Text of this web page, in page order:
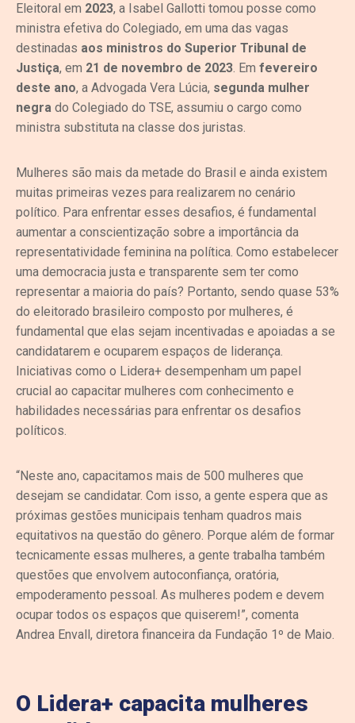
Eleitoral em 2023, a Isabel Gallotti tomou posse como
ministra efetiva do Colegiado, em uma das vagas
destinadas aos ministros do Superior Tribunal de
Justiça, em 21 de novembro de 2023. Em fevereiro
deste ano, a Advogada Vera Lúcia, segunda mulher
negra do Colegiado do TSE, assumiu o cargo como
ministra substituta na classe dos juristas.
Mulheres são mais da metade do Brasil e ainda existem
muitas primeiras vezes para realizarem no cenário
político. Para enfrentar esses desafios, é fundamental
aumentar a conscientização sobre a importância da
representatividade feminina na política. Como estabelecer
uma democracia justa e transparente sem ter como
representar a maioria do país? Portanto, sendo quase 53%
do eleitorado brasileiro composto por mulheres, é
fundamental que elas sejam incentivadas e apoiadas a se
candidatarem e ocuparem espaços de liderança.
Iniciativas como o Lidera+ desempenham um papel
crucial ao capacitar mulheres com conhecimento e
habilidades necessárias para enfrentar os desafios
políticos.
“Neste ano, capacitamos mais de 500 mulheres que
desejam se candidatar. Com isso, a gente espera que as
próximas gestões municipais tenham quadros mais
equitativos na questão do gênero. Porque além de formar
tecnicamente essas mulheres, a gente trabalha também
questões que envolvem autoconfiança, oratória,
empoderamento pessoal. As mulheres podem e devem
ocupar todos os espaços que quiserem!”, comenta
Andrea Envall, diretora financeira da Fundação 1º de Maio.
O Lidera+ capacita mulheres